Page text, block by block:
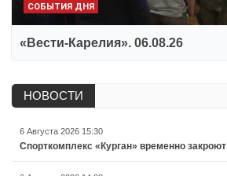
СОБЫТИЯ ДНЯ
«Вести-Карелия». 06.08.26
НОВОСТИ
6 Августа 2026 15:30
Спорткомплекс «Курган» временно закроют